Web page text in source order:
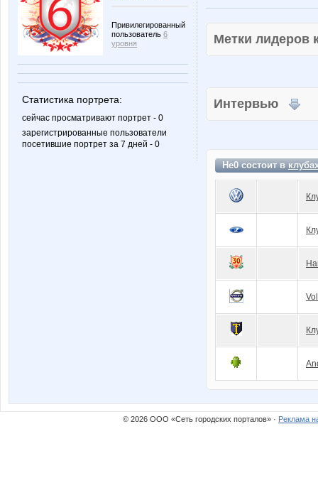
Привилегированный
пользователь 6
уровня
Статистика портрета:
сейчас просматривают портрет - 0
зарегистрированные пользователи
посетившие портрет за 7 дней - 0
Метки
Интервью
He0 состоит в
© 2026 ООО «Сеть городских порталов» · Реклама